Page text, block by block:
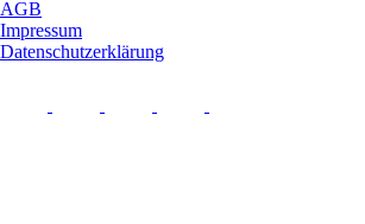
AGB
Impressum
Datenschutzerklärung